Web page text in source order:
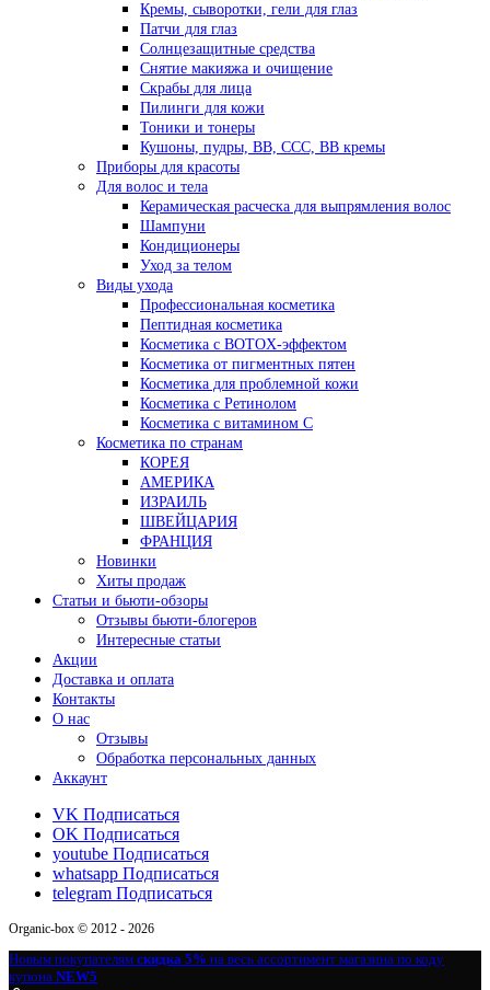
Кремы, сыворотки, гели для глаз
Патчи для глаз
Солнцезащитные средства
Снятие макияжа и очищение
Скрабы для лица
Пилинги для кожи
Тоники и тонеры
Кушоны, пудры, ВВ, ССС, ВВ кремы
Приборы для красоты
Для волос и тела
Керамическая расческа для выпрямления волос
Шампуни
Кондиционеры
Уход за телом
Виды ухода
Профессиональная косметика
Пептидная косметика
Косметика с BOTOX-эффектом
Косметика от пигментных пятен
Косметика для проблемной кожи
Косметика с Ретинолом
Косметика с витамином С
Косметика по странам
КОРЕЯ
АМЕРИКА
ИЗРАИЛЬ
ШВЕЙЦАРИЯ
ФРАНЦИЯ
Новинки
Хиты продаж
Статьи и бьюти-обзоры
Отзывы бьюти-блогеров
Интересные статьи
Акции
Доставка и оплата
Контакты
О нас
Отзывы
Обработка персональных данных
Аккаунт
VK Подписаться
OK Подписаться
youtube Подписаться
whatsapp Подписаться
telegram Подписаться
Organic-box © 2012 - 2026
Новым покупателям скидка 5% на весь ассортимент магазина по коду
купона NEW5